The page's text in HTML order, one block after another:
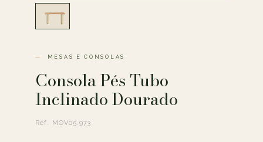
MESAS E CONSOLAS
Consola Pés Tubo
Inclinado Dourado
Ref. MOV05.973